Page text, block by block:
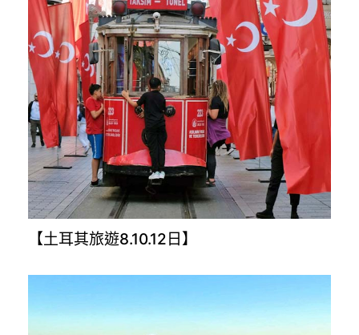
【土耳其旅遊8.10.12日】